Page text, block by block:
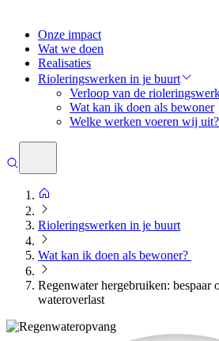
Onze impact
Wat we doen
Realisaties
Rioleringswerken in je buurt
Verloop van de
Wat kan ik doen als bewoner
Welke werken voeren wij uit?
Rioleringswerken in je buurt
Wat kan ik doen als bewoner?
Regenwater hergebruiken:
wateroverlast